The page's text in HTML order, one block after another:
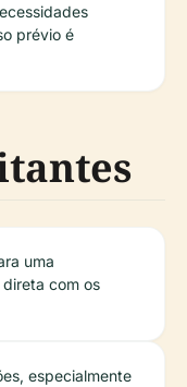
prévio é
uma
com os
especialmente